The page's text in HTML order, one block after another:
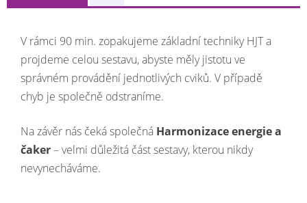
V rámci 90 min. zopakujeme základní techniky HJT a
projdeme celou sestavu, abyste měly jistotu ve
správném provádění jednotlivých cviků. V případě
chyb je společně odstraníme.
Na závěr nás čeká společná Harmonizace energie a
čaker– velmi důležitá část sestavy, kterou nikdy
nevynecháváme.